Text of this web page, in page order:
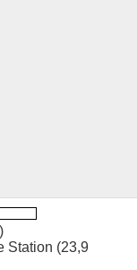
Station (23,9